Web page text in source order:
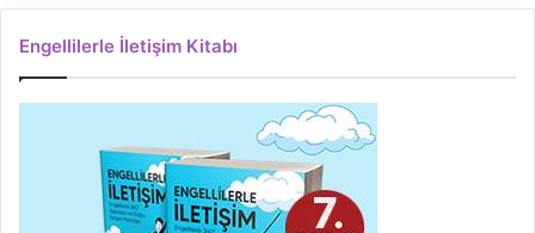
Engellilerle İletişim Kitabı